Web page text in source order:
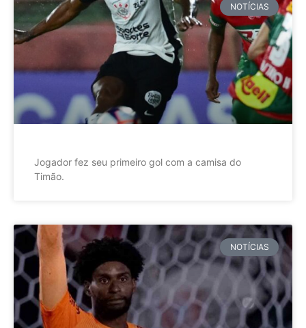
NOTÍCIAS
Jogador fez seu primeiro gol com a camisa do
Timão.
NOTÍCIAS